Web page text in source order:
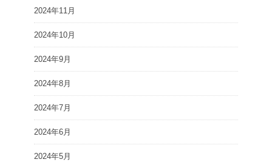
2024年11月
2024年10月
2024年9月
2024年8月
2024年7月
2024年6月
2024年5月